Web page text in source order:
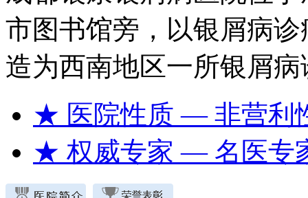
市图书馆旁，以银屑病
造为西南地区一所银屑
★ 医院性质— 非营利
★ 权威专家— 名医专